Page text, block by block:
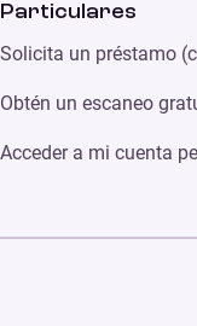
Particulares
Solicita un préstamo
Obtén un escaneo
Acceder a mi cuenta